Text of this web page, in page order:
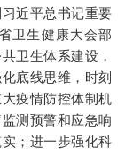
近平总书记重要
卫生健康大会部
卫生体系建设，
底线思维，时刻
疫情防控体制机
测预警和应急响
；进一步强化科